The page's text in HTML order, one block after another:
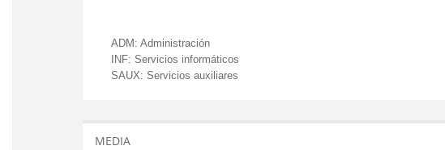
ADM: Administración
INF: Servicios informáticos
SAUX: Servicios auxiliares
MEDIA